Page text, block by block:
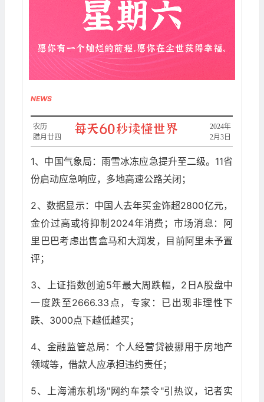
NEWS
2024年
2月3日
农历
腊月廿四
1、中国气象局：雨雪冰冻应急提升至二级。11省
份启动应急响应，多地高速公路关闭；
2、数据显示：中国人去年买金饰超2800亿元，
金价过高或将抑制2024年消费；市场消息：阿
里巴巴考虑出售盒马和大润发，目前阿里未予置
评；
3、上证指数创逾5年最大周跌幅，2日A股盘中
一度跌至2666.33点，专家：已出现非理性下
跌、3000点下越低越买；
4、金融监管总局：个人经营贷被挪用于房地产
领域等，借款人应承担违约责任；
5、上海浦东机场"网约车禁令"引热议，记者实